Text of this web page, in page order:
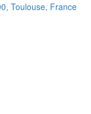
Toulouse, France